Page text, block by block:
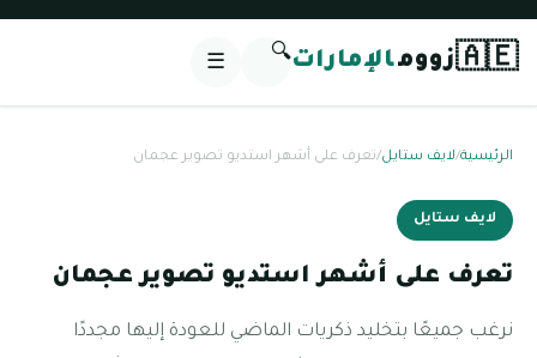
🇦🇪زوومالإمارات🔍
☰
الرئيسية/لايف ستايل/تعرف على أشهر استديو تصوير عجمان
لايف ستايل
تعرف على أشهر استديو تصوير عجمان
نرغب جميعًا بتخليد ذكريات الماضي للعودة إليها مجددًا